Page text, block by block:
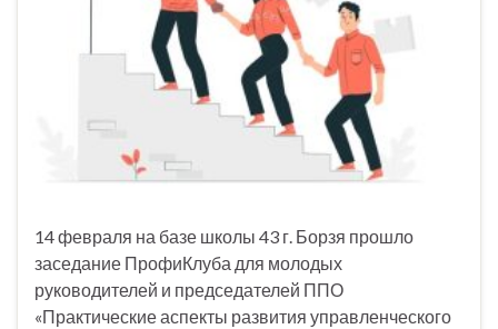
14 февраля на базе школы 43 г. Борзя прошло
заседание ПрофиКлуба для молодых
руководителей и председателей ППО
«Практические аспекты развития управленческого